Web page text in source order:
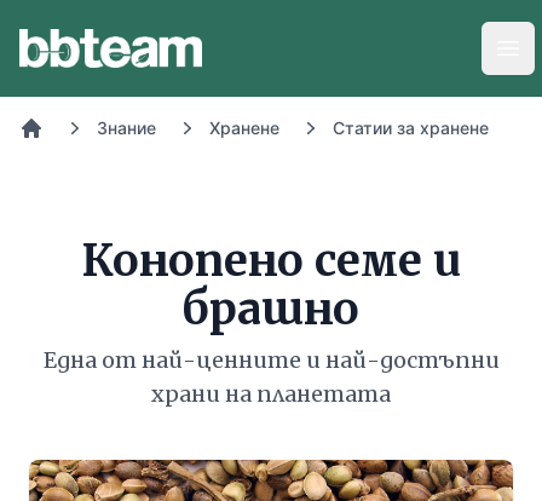
Знание Хранене Статии за хранене
Конопено семе и
брашно
Една от най-ценните и най-достъпни
храни на планетата